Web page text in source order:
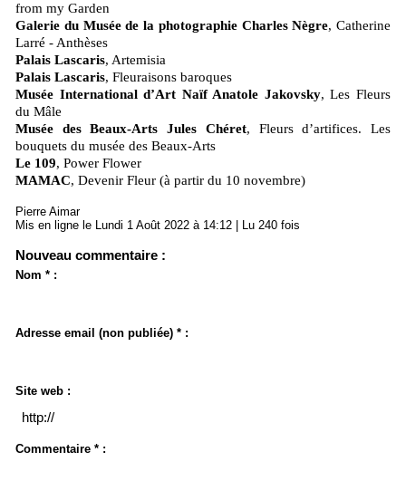
from my Garden
Galerie du Musée de la photographie Charles Nègre, Catherine
Larré - Anthèses
Palais Lascaris, Artemisia
Palais Lascaris, Fleuraisons baroques
Musée International d’Art Naïf Anatole Jakovsky, Les Fleurs
du Mâle
Musée des Beaux-Arts Jules Chéret, Fleurs d’artifices. Les
bouquets du musée des Beaux-Arts
Le 109, Power Flower
MAMAC, Devenir Fleur (à partir du 10 novembre)
Pierre Aimar
Mis en ligne le Lundi 1 Août 2022 à 14:12 | Lu 240 fois
Nouveau commentaire :
Nom * :
Adresse email (non publiée) * :
Site web :
Commentaire * :